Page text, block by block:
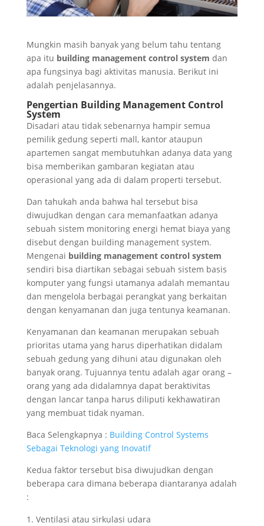
Mungkin masih banyak yang belum tahu tentang
apa itu building management control system dan
apa fungsinya bagi aktivitas manusia. Berikut ini
adalah penjelasannya.
Pengertian Building Management Control
System
Disadari atau tidak sebenarnya hampir semua
pemilik gedung seperti mall, kantor ataupun
apartemen sangat membutuhkan adanya data yang
bisa memberikan gambaran kegiatan atau
operasional yang ada di dalam properti tersebut.
Dan tahukah anda bahwa hal tersebut bisa
diwujudkan dengan cara memanfaatkan adanya
sebuah sistem monitoring energi hemat biaya yang
disebut dengan building management system.
Mengenai building management control system
sendiri bisa diartikan sebagai sebuah sistem basis
komputer yang fungsi utamanya adalah memantau
dan mengelola berbagai perangkat yang berkaitan
dengan kenyamanan dan juga tentunya keamanan.
Kenyamanan dan keamanan merupakan sebuah
prioritas utama yang harus diperhatikan didalam
sebuah gedung yang dihuni atau digunakan oleh
banyak orang. Tujuannya tentu adalah agar orang –
orang yang ada didalamnya dapat beraktivitas
dengan lancar tanpa harus diliputi kekhawatiran
yang membuat tidak nyaman.
Baca Selengkapnya : Building Control Systems
Sebagai Teknologi yang Inovatif
Kedua faktor tersebut bisa diwujudkan dengan
beberapa cara dimana beberapa diantaranya adalah
:
Ventilasi atau sirkulasi udara